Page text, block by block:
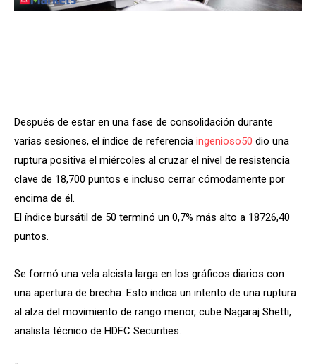
Después de estar en una fase de consolidación durante
varias sesiones, el índice de referencia ingenioso50 dio una
ruptura positiva el miércoles al cruzar el nivel de resistencia
clave de 18,700 puntos e incluso cerrar cómodamente por
encima de él.
El índice bursátil de 50 terminó un 0,7% más alto a 18726,40
puntos.
Se formó una vela alcista larga en los gráficos diarios con
una apertura de brecha. Esto indica un intento de una ruptura
al alza del movimiento de rango menor, cube Nagaraj Shetti,
analista técnico de HDFC Securities.